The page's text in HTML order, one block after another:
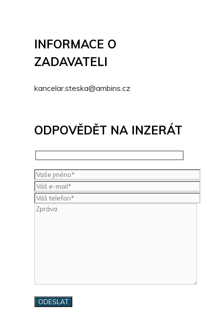
INFORMACE O
ZADAVATELI
kancelar.steska@ambins.cz
ODPOVĚDĚT NA INZERÁT